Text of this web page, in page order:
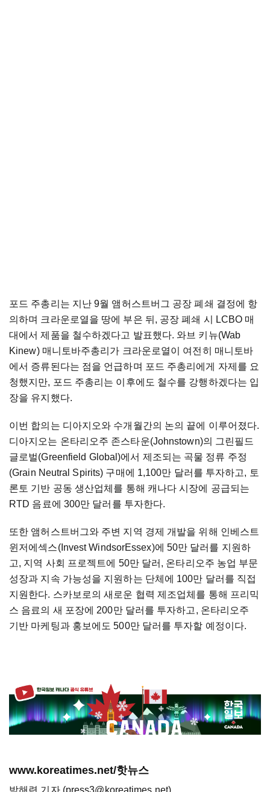
포드 주총리는 지난 9월 앰허스트버그 공장 폐쇄 결정에 항
의하며 크라운로열을 땅에 부은 뒤, 공장 폐쇄 시 LCBO 매
대에서 제품을 철수하겠다고 발표했다. 와브 키뉴(Wab
Kinew) 매니토바주총리가 크라운로열이 여전히 매니토바
에서 증류된다는 점을 언급하며 포드 주총리에게 자제를 요
청했지만, 포드 주총리는 이후에도 철수를 강행하겠다는 입
장을 유지했다.
이번 합의는 디아지오와 수개월간의 논의 끝에 이루어졌다.
디아지오는 온타리오주 존스타운(Johnstown)의 그린필드
글로벌(Greenfield Global)에서 제조되는 곡물 정류 주정
(Grain Neutral Spirits) 구매에 1,100만 달러를 투자하고, 토
론토 기반 공동 생산업체를 통해 캐나다 시장에 공급되는
RTD 음료에 300만 달러를 투자한다.
또한 앰허스트버그와 주변 지역 경제 개발을 위해 인베스트
윈저에섹스(Invest WindsorEssex)에 50만 달러를 지원하
고, 지역 사회 프로젝트에 50만 달러, 온타리오주 농업 부문
성장과 지속 가능성을 지원하는 단체에 100만 달러를 직접
지원한다. 스카보로의 새로운 협력 제조업체를 통해 프리믹
스 음료의 새 포장에 200만 달러를 투자하고, 온타리오주
기반 마케팅과 홍보에도 500만 달러를 투자할 예정이다.
www.koreatimes.net/핫뉴스